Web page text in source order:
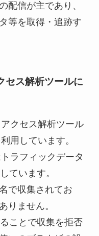
配信が主であり、
等を取得・追跡す
セス解析ツールに
クセス解析ツール
用しています。
ラフィックデータ
ています。
で収集されてお
りません。
ことで収集を拒否